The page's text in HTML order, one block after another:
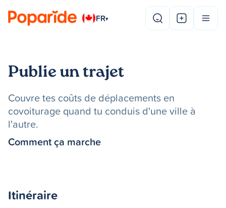
FR▾
Publie un trajet
Couvre tes coûts de déplacements en
covoiturage quand tu conduis d'une ville à
l'autre.
Comment ça marche
Itinéraire